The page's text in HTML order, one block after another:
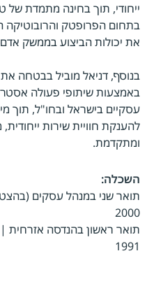
ייחודי, תוך בחינה מתמדת של
בתחום הפרופטק
את יכולות הביצוע בממשק
באמצעות שיתופי פעולה
עסקיים בישראל ובחו"ל, תוך
להענקת חוויית שירות
ומתקדמת.
השכלה:
תואר שני במנהל עסקים
2000
תואר ראשון בהנדסה אזרחית |
1991